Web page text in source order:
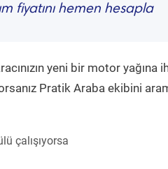
fiyatını hemen hesapla
yeni bir motor yağına
Pratik Araba ekibini
çalışıyorsa